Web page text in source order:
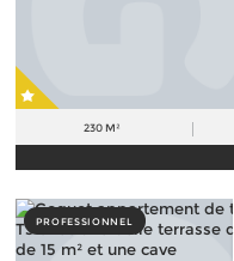
230 M²
PROFESSIONNEL